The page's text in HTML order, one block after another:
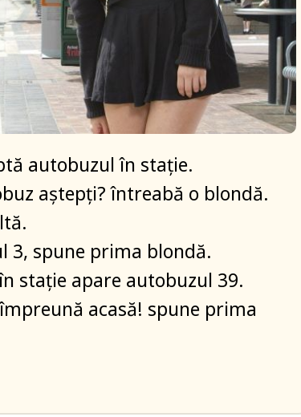
autobuzul în staţie.
aştepţi? întreabă o blondă.
3, spune prima blondă.
staţie apare autobuzul 39.
acasă! spune prima